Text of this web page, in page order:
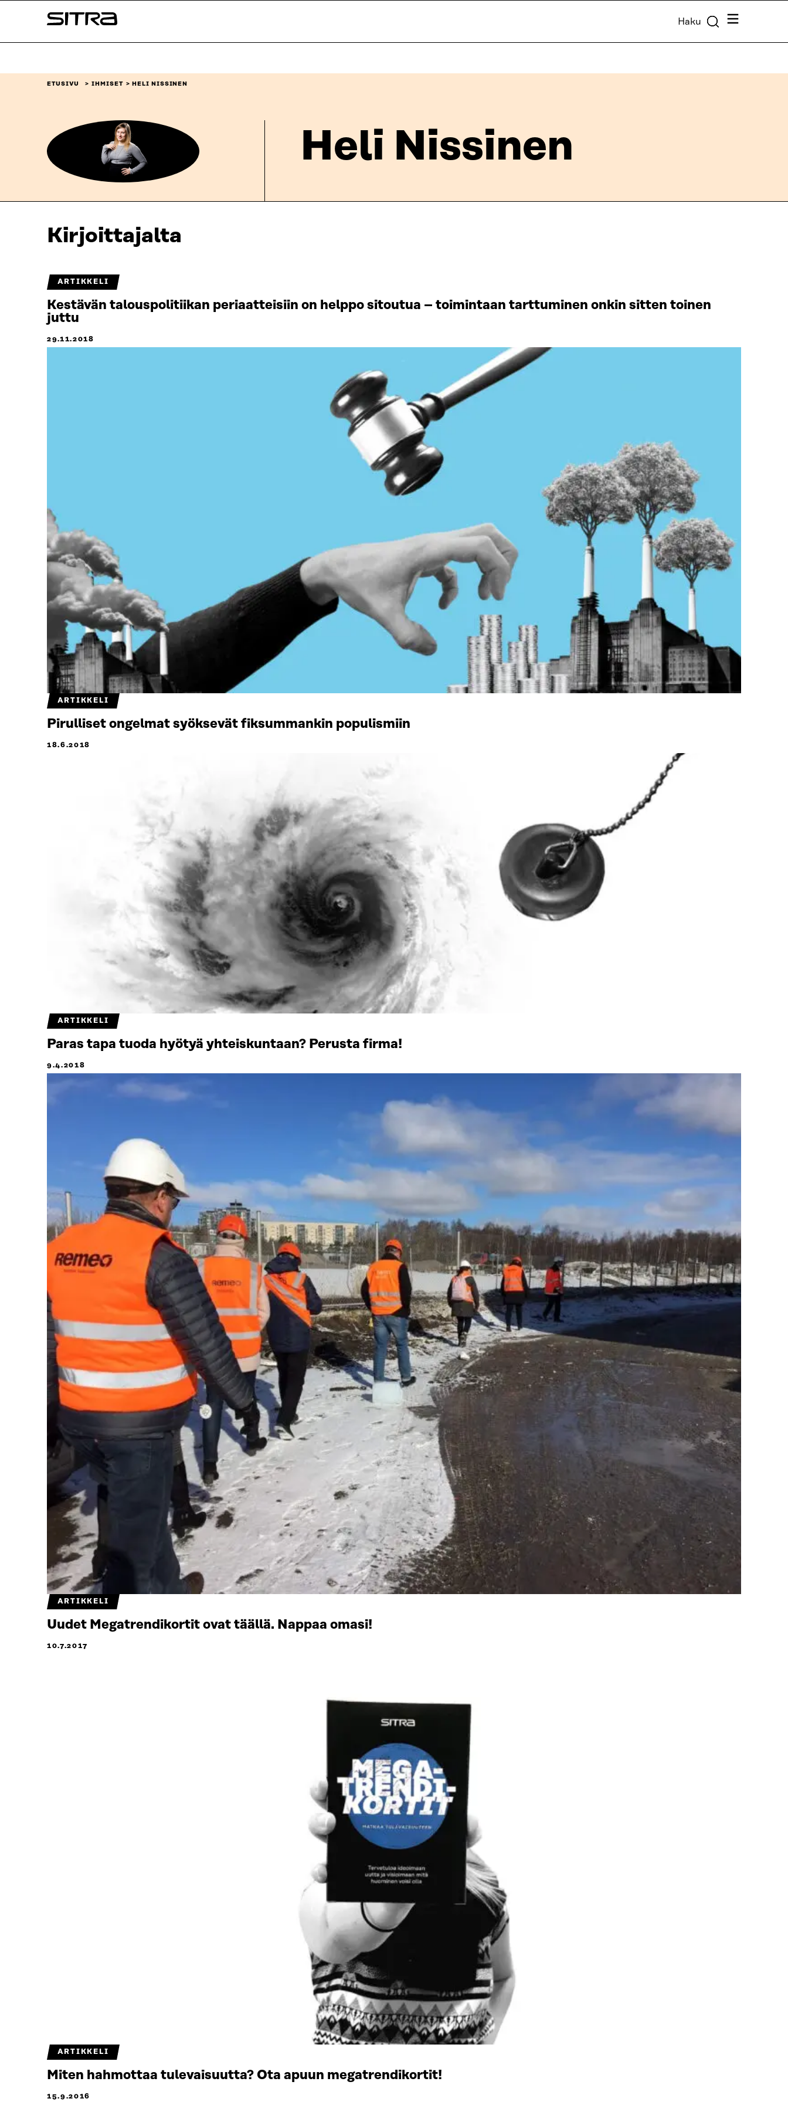
sisältöön
Sitra Haku Valikko
ETUSIVU IHMISET HELI NISSINEN
Heli Nissinen
Kirjoittajalta
ARTIKKELI
Kestävän talouspolitiikan periaatteisiin on helppo sitoutua – toimintaan tarttuminen onkin sitten toinen
juttu
29.11.2018
ARTIKKELI
Pirulliset ongelmat syöksevät fiksummankin populismiin
18.6.2018
ARTIKKELI
Paras tapa tuoda hyötyä yhteiskuntaan? Perusta firma!
9.4.2018
ARTIKKELI
Uudet Megatrendikortit ovat täällä. Nappaa omasi!
10.7.2017
ARTIKKELI
Miten hahmottaa tulevaisuutta? Ota apuun megatrendikortit!
15.9.2016